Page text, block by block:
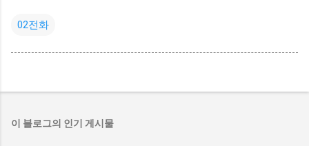
02전화
이 블로그의 인기 게시물